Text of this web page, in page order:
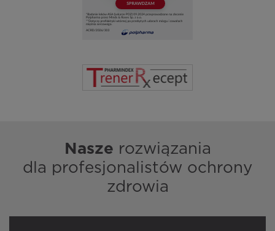
Nasze rozwiązania
dla profesjonalistów ochrony
zdrowia